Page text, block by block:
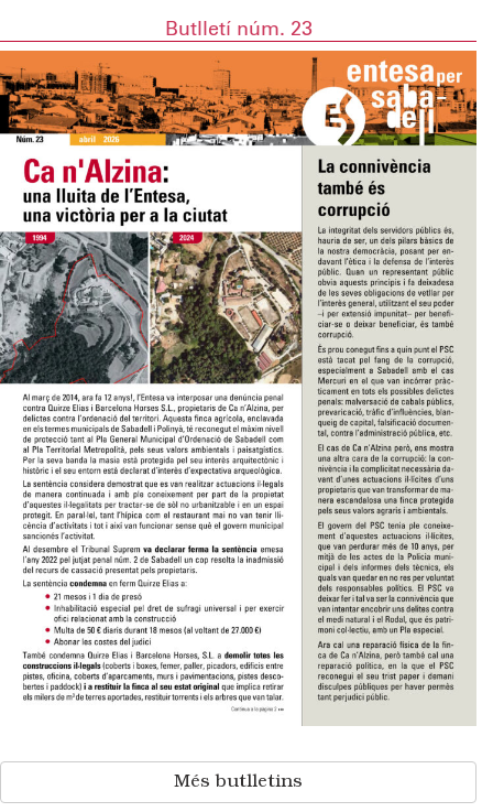
Butlletí núm. 23
Més butlletins